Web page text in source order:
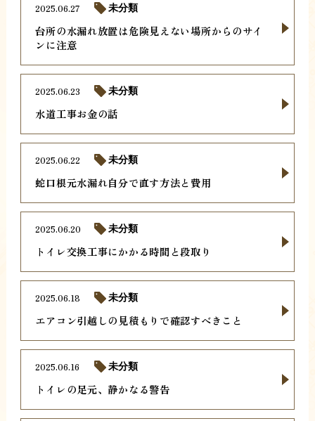
台所の水漏れ放置は危険見えない場所からのサイ
ンに注意
2025.06.27 未分類
水道工事お金の話
2025.06.23 未分類
蛇口根元水漏れ自分で直す方法と費用
2025.06.22 未分類
トイレ交換工事にかかる時間と段取り
2025.06.20 未分類
エアコン引越しの見積もりで確認すべきこと
2025.06.18 未分類
トイレの足元、静かなる警告
2025.06.16 未分類